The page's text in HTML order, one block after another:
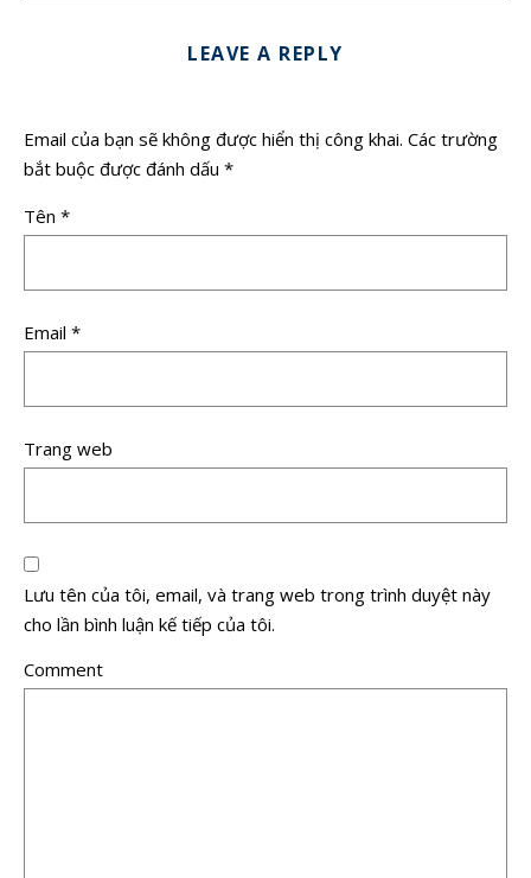
LEAVE A REPLY
Email của bạn sẽ không được hiển thị công khai. Các trường
bắt buộc được đánh dấu *
Tên *
Email *
Trang web
Lưu tên của tôi, email, và trang web trong trình duyệt này
cho lần bình luận kế tiếp của tôi.
Comment